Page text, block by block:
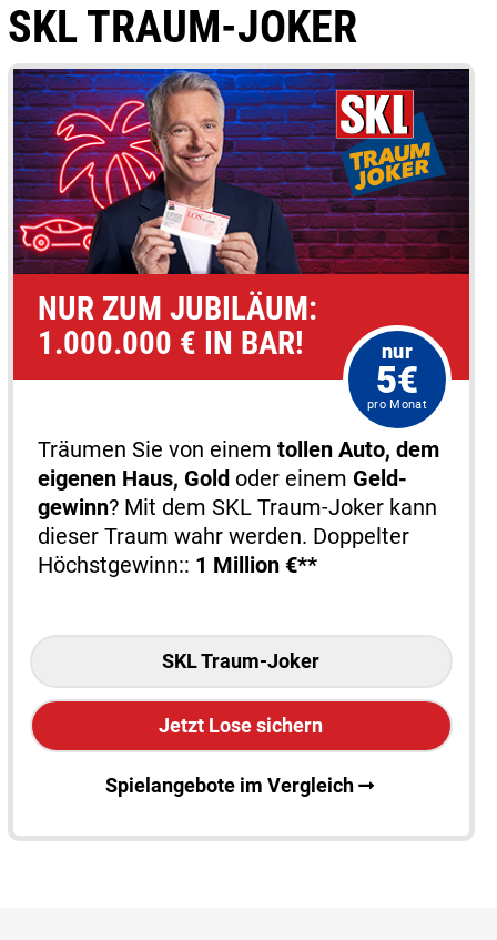
SKL TRAUM-JOKER
NUR ZUM JUBILÄUM:
1.000.000 € IN BAR!
nur
5€
pro Monat
Träumen Sie von einem tollen Auto, dem
eigenen Haus, Goldoder einem Geld­
gewinn? Mit dem SKL Traum-Joker kann
dieser Traum wahr werden. Doppelter
Höchstgewinn:: 1 Million €**
SKL Traum-Joker
Jetzt Lose sichern
Spielangebote im Vergleich